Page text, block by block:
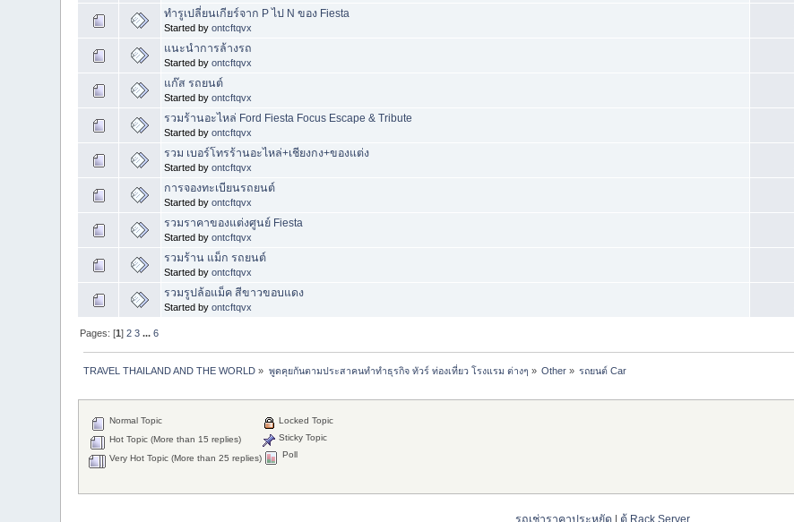
ทำรูเปลี่ยนเกียร์จาก P ไป N ของ Fiesta
Started byontcftqvx
แนะนำการล้างรถ
Started byontcftqvx
แก๊ส รถยนต์
Started byontcftqvx
รวมร้านอะไหล่ Ford Fiesta Focus Escape & Tribute
Started byontcftqvx
รวม เบอร์โทรร้านอะไหล่+เชียงกง+ของแต่ง
Started byontcftqvx
การจองทะเบียนรถยนต์
Started byontcftqvx
รวมราคาของแต่งศูนย์ Fiesta
Started byontcftqvx
รวมร้าน แม็ก รถยนต์
Started byontcftqvx
รวมรูปล้อแม็ค สีขาวขอบแดง
Started byontcftqvx
Pages: [1]2 3 ...6
TRAVEL THAILAND AND THE WORLD » พูดคุยกันตามประสาคนทำทำธุรกิจ ทัวร์ ท่องเที่ยว โรงแรม ต่างๆ » Other » รถยนต์ Car
Normal Topic
Hot Topic (More than 15 replies)
Very Hot Topic (More than 25 replies)
Locked Topic
Sticky Topic
Poll